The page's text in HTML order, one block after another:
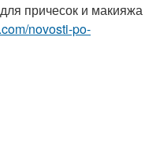
причесок и макияжа
novosti-po-